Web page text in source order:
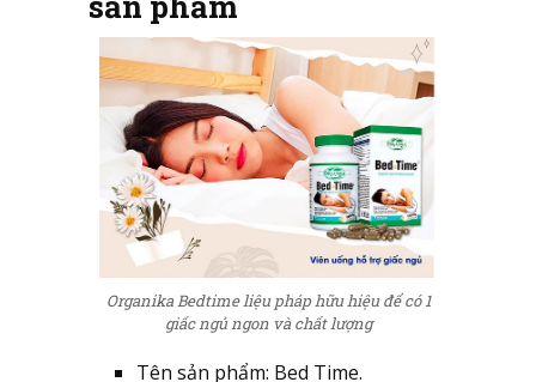
Organika Bedtime liệu pháp hữu hiệu để có 1
giấc ngủ ngon và chất lượng
Tên sản phẩm: Bed Time.